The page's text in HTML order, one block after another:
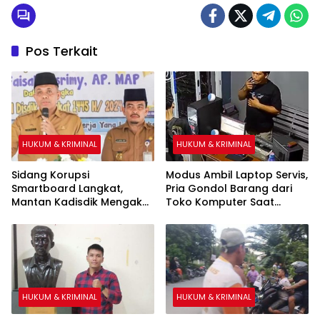
Pos Terkait
HUKUM & KRIMINAL
Sidang Korupsi
Smartboard Langkat,
Mantan Kadisdik Mengaku
Rp1 Miliar kepada Eks Pj
Bupati
HUKUM & KRIMINAL
Modus Ambil Laptop Servis,
Pria Gondol Barang dari
Toko Komputer Saat
HUKUM & KRIMINAL HUKUM & KRIMINAL